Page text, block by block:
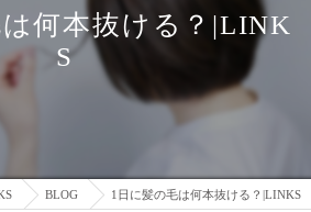
何本抜ける？|LINK
S
BLOG 1日に髪の毛は何本抜ける？|LINKS